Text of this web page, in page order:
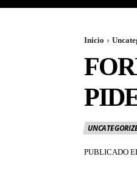
Inicio
PUBLICADO